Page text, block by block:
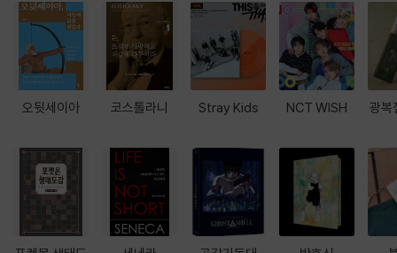
오뒷세이아 코스톨라니 Stray Kids NCT WISH 광복